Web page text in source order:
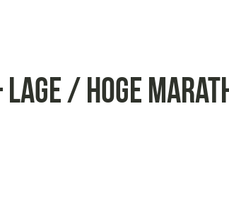
/ Hoge